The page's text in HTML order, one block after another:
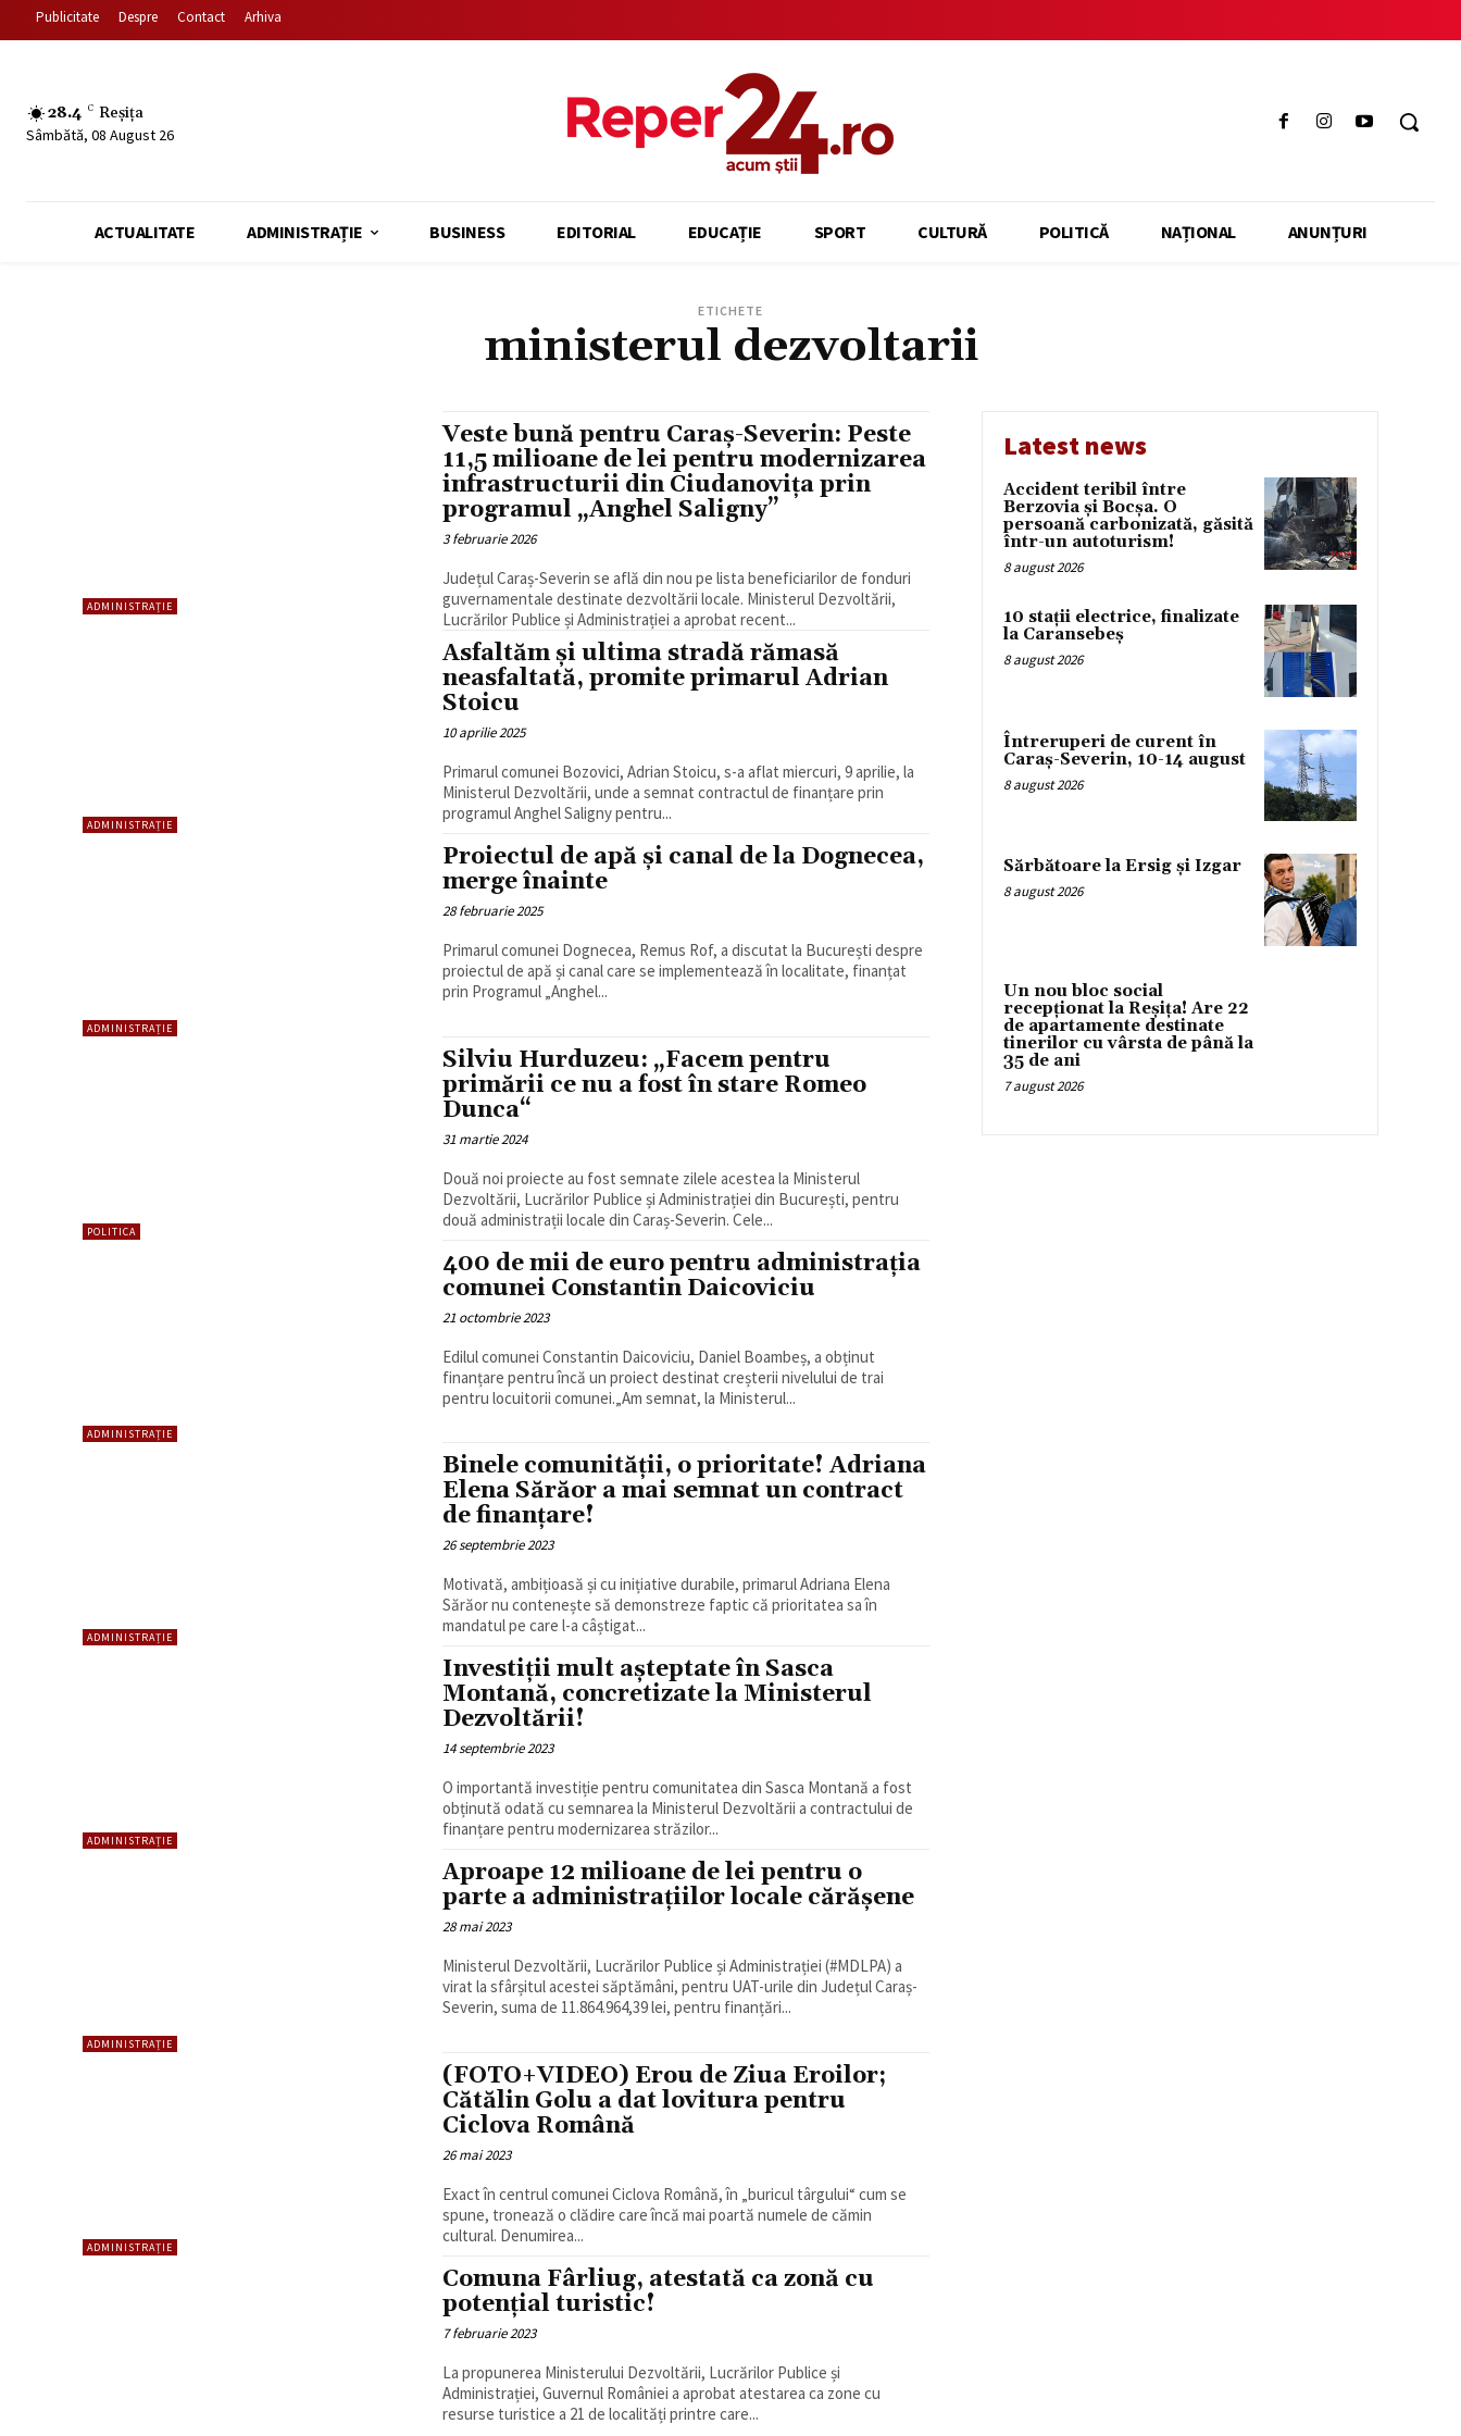
Publicitate Despre Contact Arhiva
28.4 C Reșița
Sâmbătă, 08 August 26
ACTUALITATE ADMINISTRAȚIE BUSINESS EDITORIAL EDUCAȚIE SPORT CULTURĂ POLITICĂ NAȚIONAL ANUNȚURI
ETICHETE
ministerul dezvoltarii
ADMINISTRAȚIE
Veste bună pentru Caraș-Severin: Peste
11,5 milioane de lei pentru modernizarea
infrastructurii din Ciudanovița prin
programul „Anghel Saligny”
3 februarie 2026
Județul Caraș-Severin se află din nou pe lista beneficiarilor de fonduri
guvernamentale destinate dezvoltării locale. Ministerul Dezvoltării,
Lucrărilor Publice și Administrației a aprobat recent...
ADMINISTRAȚIE
Asfaltăm și ultima stradă rămasă
neasfaltată, promite primarul Adrian
Stoicu
10 aprilie 2025
Primarul comunei Bozovici, Adrian Stoicu, s-a aflat miercuri, 9 aprilie, la
Ministerul Dezvoltării, unde a semnat contractul de finanțare prin
programul Anghel Saligny pentru...
ADMINISTRAȚIE
Proiectul de apă și canal de la Dognecea,
merge înainte
28 februarie 2025
Primarul comunei Dognecea, Remus Rof, a discutat la București despre
proiectul de apă și canal care se implementează în localitate, finanțat
prin Programul „Anghel...
POLITICA
Silviu Hurduzeu: „Facem pentru
primării ce nu a fost în stare Romeo
Dunca“
31 martie 2024
Două noi proiecte au fost semnate zilele acestea la Ministerul
Dezvoltării, Lucrărilor Publice și Administrației din București, pentru
două administrații locale din Caraș-Severin. Cele...
ADMINISTRAȚIE
400 de mii de euro pentru administrația
comunei Constantin Daicoviciu
21 octombrie 2023
Edilul comunei Constantin Daicoviciu, Daniel Boambeș, a obținut
finanțare pentru încă un proiect destinat creșterii nivelului de trai
pentru locuitorii comunei.„Am semnat, la Ministerul...
ADMINISTRAȚIE
Binele comunității, o prioritate! Adriana
Elena Sărăor a mai semnat un contract
de finanțare!
26 septembrie 2023
Motivată, ambițioasă și cu inițiative durabile, primarul Adriana Elena
Sărăor nu contenește să demonstreze faptic că prioritatea sa în
mandatul pe care l-a câștigat...
ADMINISTRAȚIE
Investiții mult așteptate în Sasca
Montană, concretizate la Ministerul
Dezvoltării!
14 septembrie 2023
O importantă investiție pentru comunitatea din Sasca Montană a fost
obținută odată cu semnarea la Ministerul Dezvoltării a contractului de
finanțare pentru modernizarea străzilor...
ADMINISTRAȚIE
Aproape 12 milioane de lei pentru o
parte a administrațiilor locale cărășene
28 mai 2023
Ministerul Dezvoltării, Lucrărilor Publice și Administrației (#MDLPA) a
virat la sfârșitul acestei săptămâni, pentru UAT-urile din Județul Caraș-
Severin, suma de 11.864.964,39 lei, pentru finanțări...
ADMINISTRAȚIE
(FOTO+VIDEO) Erou de Ziua Eroilor;
Cătălin Golu a dat lovitura pentru
Ciclova Română
26 mai 2023
Exact în centrul comunei Ciclova Română, în „buricul târgului“ cum se
spune, tronează o clădire care încă mai poartă numele de cămin
cultural. Denumirea...
Comuna Fârliug, atestată ca zonă cu
potențial turistic!
7 februarie 2023
La propunerea Ministerului Dezvoltării, Lucrărilor Publice și
Administrației, Guvernul României a aprobat atestarea ca zone cu
resurse turistice a 21 de localități printre care...
Latest news
Accident teribil între
Berzovia și Bocșa. O
persoană carbonizată, găsită
într-un autoturism!
8 august 2026
10 stații electrice, finalizate
la Caransebeș
8 august 2026
Întreruperi de curent în
Caraș-Severin, 10-14 august
8 august 2026
Sărbătoare la Ersig și Izgar
8 august 2026
Un nou bloc social
recepționat la Reșița! Are 22
de apartamente destinate
tinerilor cu vârsta de până la
35 de ani
7 august 2026